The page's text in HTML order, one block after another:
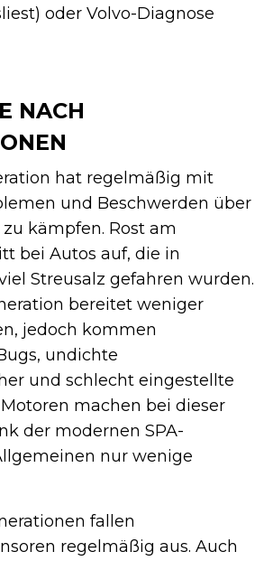
oder Volvo-Diagnose
NACH
hat regelmäßig mit
und Beschwerden über
kämpfen. Rost am
bei Autos auf, die in
Streusalz gefahren wurden.
bereitet weniger
jedoch kommen
undichte
und schlecht eingestellte
machen bei dieser
der modernen SPA-
nur wenige
fallen
regelmäßig aus. Auch